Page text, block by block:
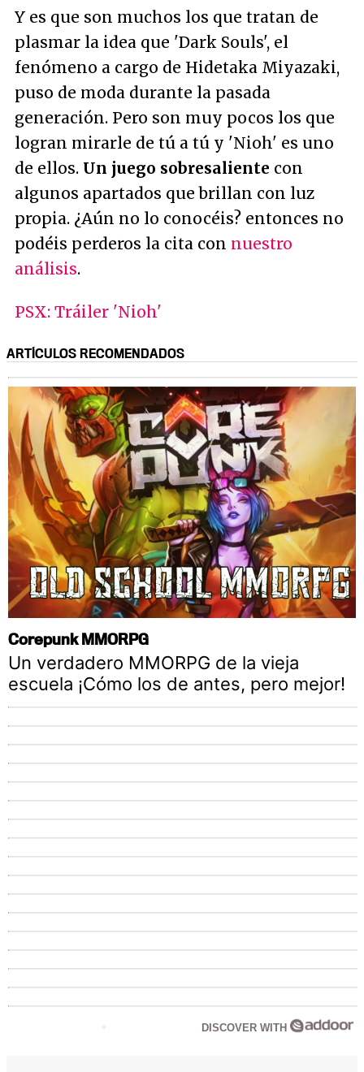
Y es que son muchos los que tratan de
plasmar la idea que 'Dark Souls', el
fenómeno a cargo de Hidetaka Miyazaki,
puso de moda durante la pasada
generación. Pero son muy pocos los que
logran mirarle de tú a tú y 'Nioh' es uno
de ellos. Un juego sobresaliente con
algunos apartados que brillan con luz
propia. ¿Aún no lo conocéis? entonces no
podéis perderos la cita con nuestro
análisis.
PSX: Tráiler 'Nioh'
ARTÍCULOS RECOMENDADOS
Corepunk MMORPG
Un verdadero MMORPG de la vieja
escuela ¡Cómo los de antes, pero mejor!
DISCOVER WITH